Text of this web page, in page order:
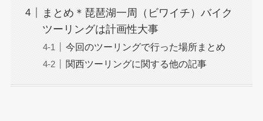
まとめ＊琵琶湖一周（ビワイチ）バイク
ツーリングは計画性大事
今回のツーリングで行った場所まとめ
関西ツーリングに関する他の記事